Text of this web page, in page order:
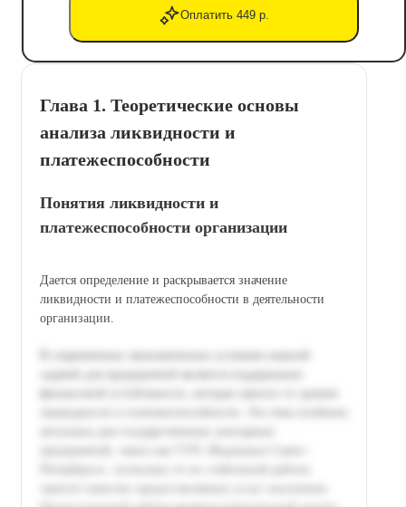
Оплатить 449 р.
Глава 1. Теоретические основы
анализа ликвидности и
платежеспособности
Понятия ликвидности и
платежеспособности организации
Дается определение и раскрывается значение
ликвидности и платежеспособности в деятельности
организации.